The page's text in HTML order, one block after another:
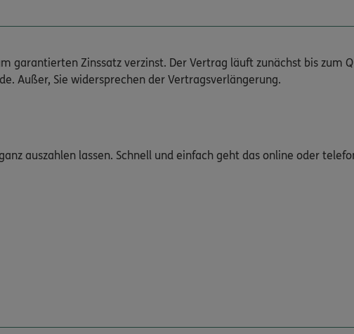
garantierten Zinssatz verzinst. Der Vertrag läuft zunächst bis zum
Außer, Sie widersprechen der Vertragsverlängerung.
auszahlen lassen. Schnell und einfach geht das online oder